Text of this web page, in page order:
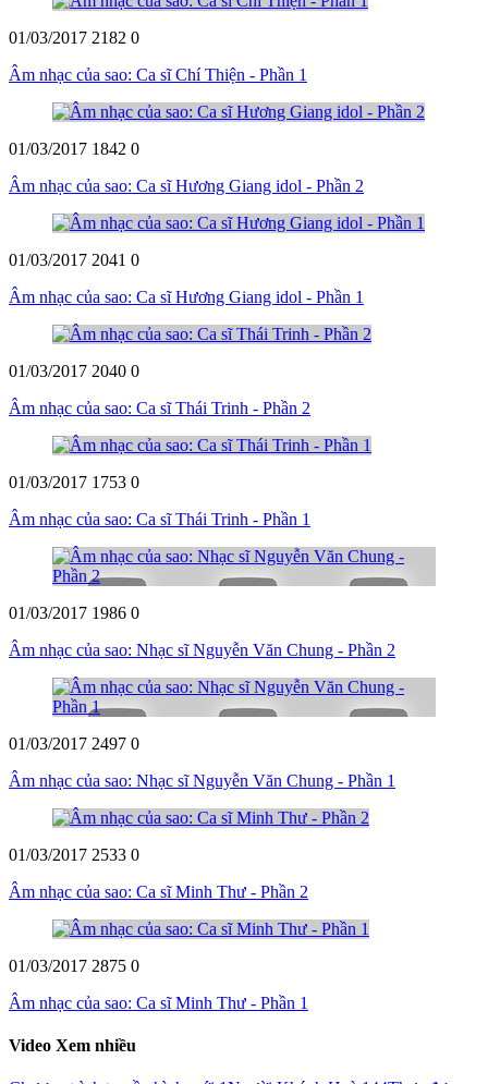
01/03/2017 2182 0
Âm nhạc của sao: Ca sĩ Chí Thiện - Phần 1
01/03/2017 1842 0
Âm nhạc của sao: Ca sĩ Hương Giang idol - Phần 2
01/03/2017 2041 0
Âm nhạc của sao: Ca sĩ Hương Giang idol - Phần 1
01/03/2017 2040 0
Âm nhạc của sao: Ca sĩ Thái Trinh - Phần 2
01/03/2017 1753 0
Âm nhạc của sao: Ca sĩ Thái Trinh - Phần 1
01/03/2017 1986 0
Âm nhạc của sao: Nhạc sĩ Nguyễn Văn Chung - Phần 2
01/03/2017 2497 0
Âm nhạc của sao: Nhạc sĩ Nguyễn Văn Chung - Phần 1
01/03/2017 2533 0
Âm nhạc của sao: Ca sĩ Minh Thư - Phần 2
01/03/2017 2875 0
Âm nhạc của sao: Ca sĩ Minh Thư - Phần 1
Video Xem nhiều